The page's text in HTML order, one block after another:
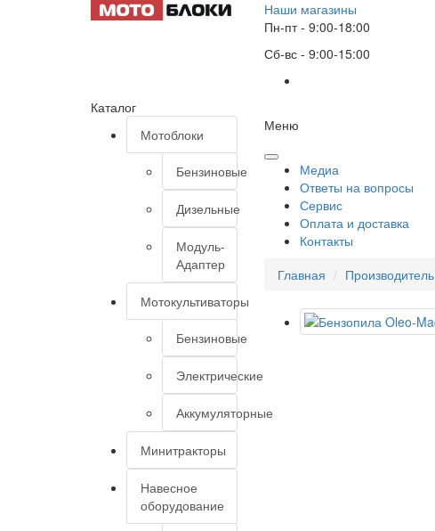
Наши магазины
Пн-пт - 9:00-18:00
Сб-вс - 9:00-15:00
Каталог
Мотоблоки
Бензиновые
Дизельные
Модуль-
Адаптер
Мотокультиваторы
Бензиновые
Электрические
Аккумуляторные
Минитракторы
Навесное
оборудование
Меню
Медиа
Ответы на вопросы
Сервис
Оплата и доставка
Контакты
Главная
Производитель